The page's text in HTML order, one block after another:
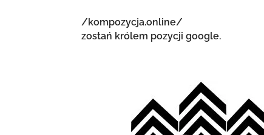
/kompozycja.online/
zostań królem pozycji google.